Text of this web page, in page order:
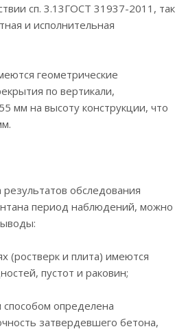
сп. 3.13ГОСТ 31937-2011, так
и исполнительная
геометрические
по вертикали,
мм на высоту конструкции, что
обследования
период наблюдений, можно
(ростверк и плита) имеются
пустот и раковин;
определена
затвердевшего бетона,